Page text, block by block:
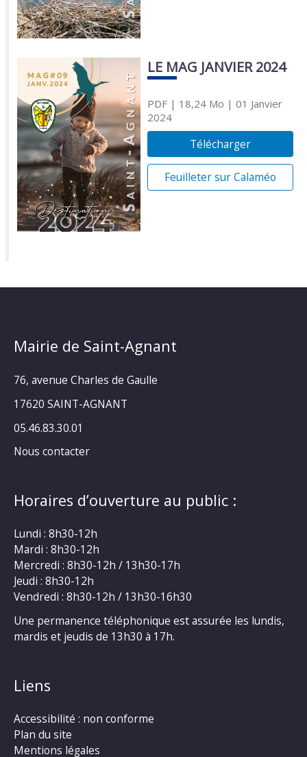
LE MAG JANVIER 2024
PDF| 18,24 Mo | 01 Janvier
2024
Télécharger
Feuilleter sur Calaméo
Mairie de Saint-Agnant
76, avenue Charles de Gaulle
17620 SAINT-AGNANT
05.46.83.30.01
Nous contacter
Horaires d’ouverture au public :
Lundi : 8h30-12h
Mardi : 8h30-12h
Mercredi : 8h30-12h / 13h30-17h
Jeudi : 8h30-12h
Vendredi : 8h30-12h / 13h30-16h30
Une permanence téléphonique est assurée les lundis,
mardis et jeudis de 13h30 à 17h.
Liens
Accessibilité : non conforme
Plan du site
Mentions légales